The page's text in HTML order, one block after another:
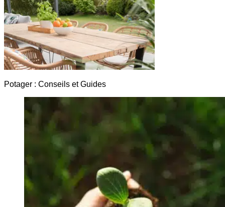
Potager : Conseils et Guides